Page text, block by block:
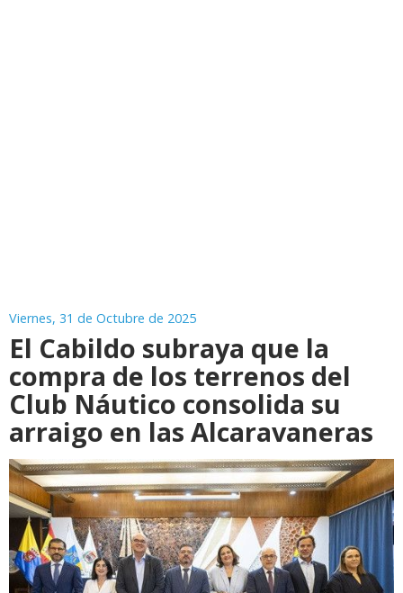
Viernes, 31 de Octubre de 2025
El Cabildo subraya que la
compra de los terrenos del
Club Náutico consolida su
arraigo en las Alcaravaneras